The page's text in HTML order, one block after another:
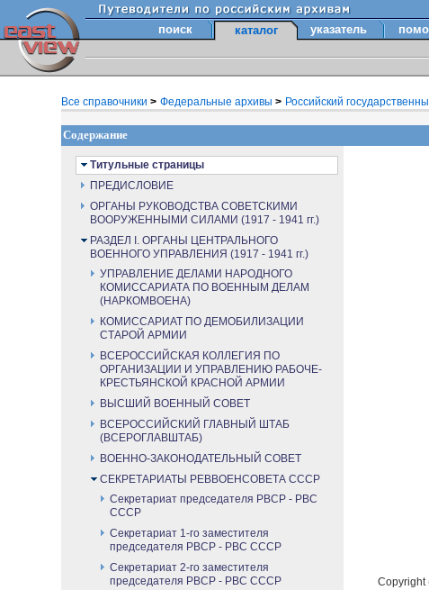
поиск каталог указатель
Все справочники > Федеральные архивы > Российский
Содержание
Титульные страницы
ПРЕДИСЛОВИЕ
ОРГАНЫ РУКОВОДСТВА СОВЕТСКИМИ
ВООРУЖЕННЫМИ СИЛАМИ (1917 - 1941 гг.)
РАЗДЕЛ I. ОРГАНЫ ЦЕНТРАЛЬНОГО
ВОЕННОГО УПРАВЛЕНИЯ (1917 - 1941 гг.)
УПРАВЛЕНИЕ ДЕЛАМИ НАРОДНОГО
КОМИССАРИАТА ПО ВОЕННЫМ ДЕЛАМ
(НАРКОМВОЕНА)
КОМИССАРИАТ ПО ДЕМОБИЛИЗАЦИИ
СТАРОЙ АРМИИ
ВСЕРОССИЙСКАЯ КОЛЛЕГИЯ ПО
ОРГАНИЗАЦИИ И УПРАВЛЕНИЮ РАБОЧЕ-
КРЕСТЬЯНСКОЙ КРАСНОЙ АРМИИ
ВЫСШИЙ ВОЕННЫЙ СОВЕТ
ВСЕРОССИЙСКИЙ ГЛАВНЫЙ ШТАБ
(ВСЕРОГЛАВШТАБ)
ВОЕННО-ЗАКОНОДАТЕЛЬНЫЙ СОВЕТ
СЕКРЕТАРИАТЫ РЕВВОЕНСОВЕТА СССР
Секретариат председателя РВСР - РВС
СССР
Секретариат 1-го заместителя
председателя РВСР - РВС СССР
Секретариат 2-го заместителя
председателя РВСР - РВС СССР
Copyright